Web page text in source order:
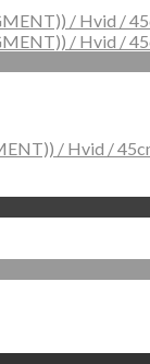
/ Hvid /